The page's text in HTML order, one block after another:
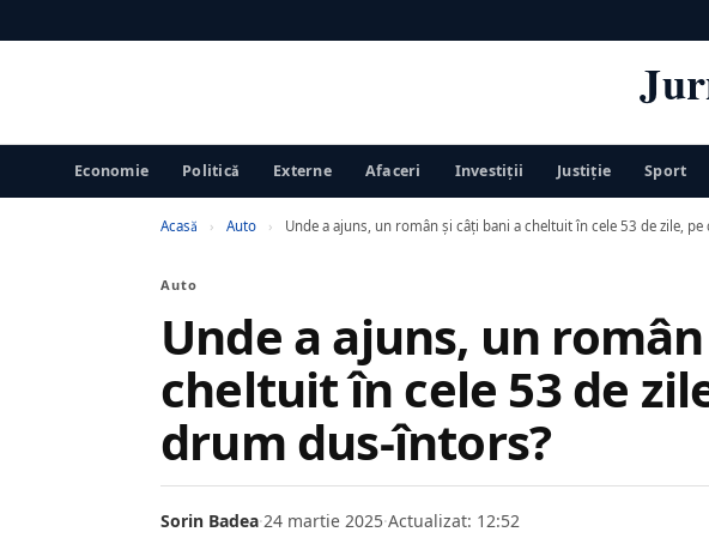
Economie Politică Externe Afaceri Investiții Justiţie Sport
Acasă › Auto › Unde a ajuns, un român şi câţi bani a cheltuit în cele 53 de zile,
Auto
Unde a ajuns, un
cheltuit în cele 53 de
drum dus-întors?
Sorin Badea·24 martie 2025·Actualizat: 12:52